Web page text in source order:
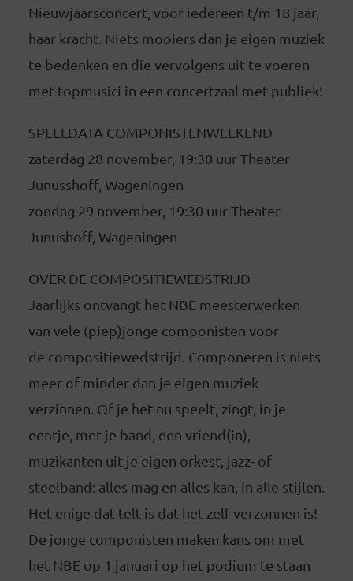
Nieuwjaarsconcert, voor iedereen t/m 18 jaar,
haar kracht. Niets mooiers dan je eigen muziek
te bedenken en die vervolgens uit te voeren
met topmusici in een concertzaal met publiek!
SPEELDATA COMPONISTENWEEKEND
zaterdag 28 november, 19:30 uur Theater
Junusshoff, Wageningen
zondag 29 november, 19:30 uur Theater
Junushoff, Wageningen
OVER DE COMPOSITIEWEDSTRIJD
Jaarlijks ontvangt het NBE meesterwerken
van vele (piep)jonge componisten voor
de compositiewedstrijd. Componeren is niets
meer of minder dan je eigen muziek
verzinnen. Of je het nu speelt, zingt, in je
eentje, met je band, een vriend(in),
muzikanten uit je eigen orkest, jazz- of
steelband: alles mag en alles kan, in alle stijlen.
Het enige dat telt is dat het zelf verzonnen is!
De jonge componisten maken kans om met
het NBE op 1 januari op het podium te staan